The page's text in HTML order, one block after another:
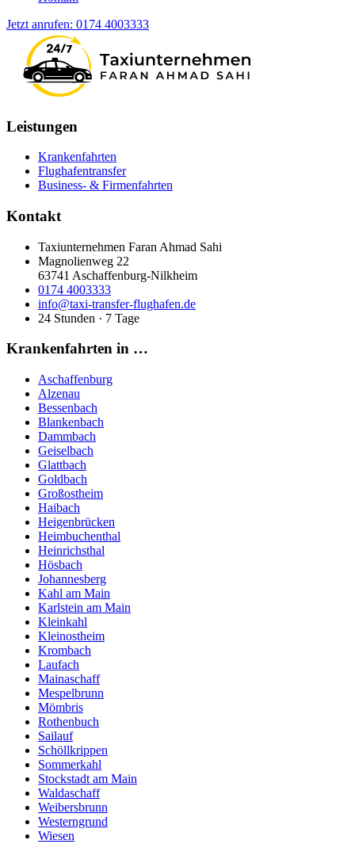
Jetzt anrufen: 0174 4003333
Leistungen
Krankenfahrten
Flughafentransfer
Business- & Firmenfahrten
Kontakt
Taxiunternehmen Faran Ahmad Sahi
Magnolienweg 22
63741 Aschaffenburg-Nilkheim
0174 4003333
info@taxi-transfer-flughafen.de
24 Stunden · 7 Tage
Krankenfahrten in …
Aschaffenburg
Alzenau
Bessenbach
Blankenbach
Dammbach
Geiselbach
Glattbach
Goldbach
Großostheim
Haibach
Heigenbrücken
Heimbuchenthal
Heinrichsthal
Hösbach
Johannesberg
Kahl am Main
Karlstein am Main
Kleinkahl
Kleinostheim
Krombach
Laufach
Mainaschaff
Mespelbrunn
Mömbris
Rothenbuch
Sailauf
Schöllkrippen
Sommerkahl
Stockstadt am Main
Waldaschaff
Weibersbrunn
Westerngrund
Wiesen